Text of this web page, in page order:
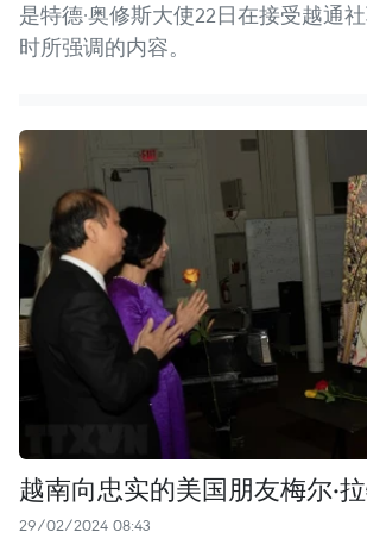
是特德·奥修斯大使22日在接受越通
时所强调的内容。
越南向忠实的美国朋友梅尔·
29/02/2024 08:43